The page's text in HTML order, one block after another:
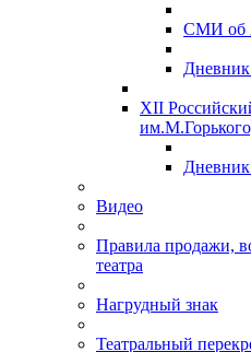
СМИ об
XII
Видео
Правила продажи,
театра
Нагрудный знак
Театральный